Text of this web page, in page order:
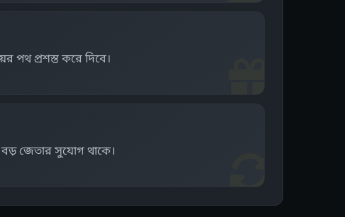
পথ প্রশস্ত করে দিবে।
বড় জেতার সুযোগ থাকে।